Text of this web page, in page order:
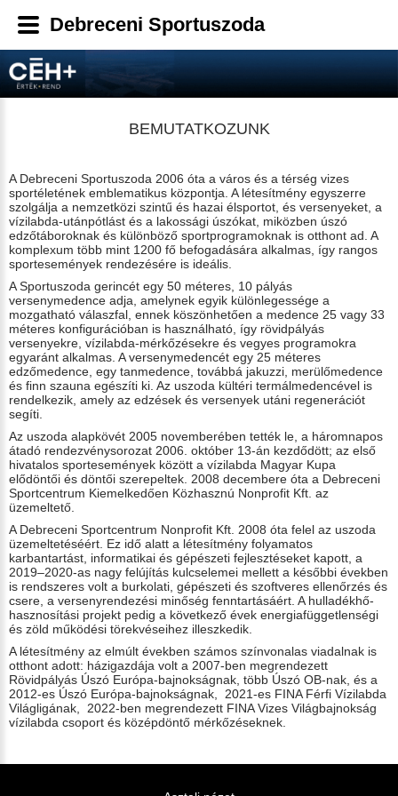
BEMUTATKOZUNK
A Debreceni Sportuszoda 2006 óta a város és a térség vizes
sportéletének emblematikus központja. A létesítmény egyszerre
szolgálja a nemzetközi szintű és hazai élsportot, és versenyeket, a
vízilabda-utánpótlást és a lakossági úszókat, miközben úszó
edzőtáboroknak és különböző sportprogramoknak is otthont ad. A
komplexum több mint 1200 fő befogadására alkalmas, így rangos
sportesemények rendezésére is ideális.
A Sportuszoda gerincét egy 50 méteres, 10 pályás
versenymedence adja, amelynek egyik különlegessége a
mozgatható válaszfal, ennek köszönhetően a medence 25 vagy 33
méteres konfigurációban is használható, így rövidpályás
versenyekre, vízilabda-mérkőzésekre és vegyes programokra
egyaránt alkalmas. A versenymedencét egy 25 méteres
edzőmedence, egy tanmedence, továbbá jakuzzi, merülőmedence
és finn szauna egészíti ki. Az uszoda kültéri termálmedencével is
rendelkezik, amely az edzések és versenyek utáni regenerációt
segíti.
Az uszoda alapkövét 2005 novemberében tették le, a háromnapos
átadó rendezvénysorozat 2006. október 13-án kezdődött; az első
hivatalos sportesemények között a vízilabda Magyar Kupa
elődöntői és döntői szerepeltek. 2008 decembere óta a Debreceni
Sportcentrum Kiemelkedően Közhasznú Nonprofit Kft. az
üzemeltető.
A Debreceni Sportcentrum Nonprofit Kft. 2008 óta felel az uszoda
üzemeltetéséért. Ez idő alatt a létesítmény folyamatos
karbantartást, informatikai és gépészeti fejlesztéseket kapott, a
2019–2020-as nagy felújítás kulcselemei mellett a későbbi években
is rendszeres volt a burkolati, gépészeti és szoftveres ellenőrzés és
csere, a versenyrendezési minőség fenntartásáért. A hulladékhő-
hasznosítási projekt pedig a következő évek energiafüggetlenségi
és zöld működési törekvéseihez illeszkedik.
A létesítmény az elmúlt években számos színvonalas viadalnak is
otthont adott: házigazdája volt a 2007-ben megrendezett
Rövidpályás Úszó Európa-bajnokságnak, több Úszó OB-nak, és a
2012-es Úszó Európa-bajnokságnak, 2021-es FINA Férfi Vízilabda
Világligának, 2022-ben megrendezett FINA Vizes Világbajnokság
vízilabda csoport és középdöntő mérkőzéseknek.
Debreceni Sportuszoda